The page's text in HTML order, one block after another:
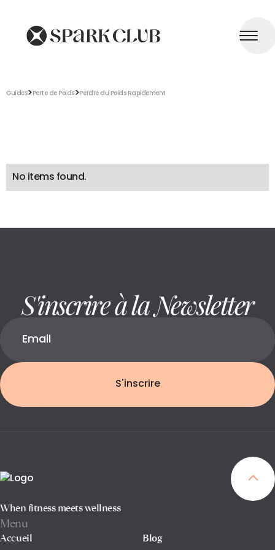
Guides>Perte de Poids>Perdre du Poids Rapidement
No items found.
S'inscrire à la Newsletter
S'inscrire
When fitness meets wellness
Menu
Accueil Blog